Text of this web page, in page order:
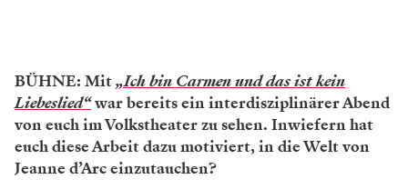
BÜHNE: Mit„Ich bin Carmen und das ist kein
Liebeslied“war bereits ein interdisziplinärer Abend
von euch im Volkstheater zu sehen. Inwiefern hat
euch diese Arbeit dazu motiviert, in die Welt von
Jeanne d’Arc einzutauchen?